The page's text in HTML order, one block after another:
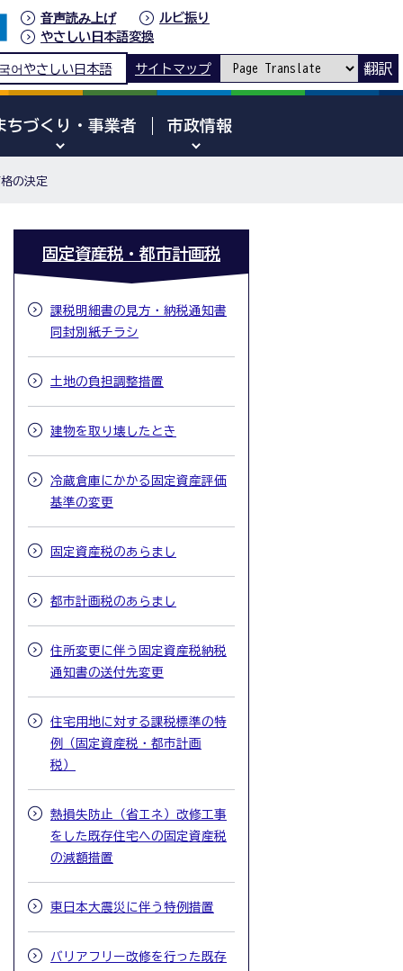
音声読み上げ
ルビ振り
やさしい日本語変換
어 やさしい日本語 サイトマップ 翻訳
ちづくり・事業者 市政情報
の決定
固定資産税・都市計画税
課税明細書の見方・納税通知書
同封別紙チラシ
土地の負担調整措置
建物を取り壊したとき
冷蔵倉庫にかかる固定資産評価
基準の変更
固定資産税のあらまし
都市計画税のあらまし
住所変更に伴う固定資産税納税
通知書の送付先変更
住宅用地に対する課税標準の特
例（固定資産税・都市計画
税）
熱損失防止（省エネ）改修工事
をした既存住宅への固定資産税
の減額措置
東日本大震災に伴う特例措置
バリアフリー改修を行った既存